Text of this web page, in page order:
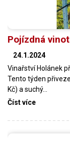
Pojízdná
24.1.2024
Vinařství Holánek
Tento týden
Kč) a suchý…
Číst více